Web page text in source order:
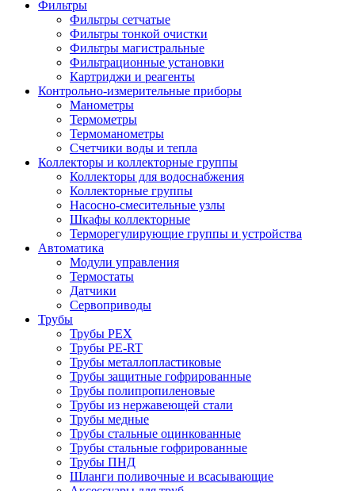
Фильтры
Фильтры сетчатые
Фильтры тонкой очистки
Фильтры магистральные
Фильтрационные установки
Картриджи и реагенты
Контрольно-измерительные приборы
Манометры
Термометры
Термоманометры
Счетчики воды и тепла
Коллекторы и коллекторные группы
Коллекторы для водоснабжения
Коллекторные группы
Насосно-смесительные узлы
Шкафы коллекторные
Терморегулирующие группы и устройства
Автоматика
Модули управления
Термостаты
Датчики
Сервоприводы
Трубы
Трубы PEX
Трубы PE-RT
Трубы металлопластиковые
Трубы защитные гофрированные
Трубы полипропиленовые
Трубы из нержавеющей стали
Трубы медные
Трубы стальные оцинкованные
Трубы стальные гофрированные
Трубы ПНД
Шланги поливочные и всасывающие